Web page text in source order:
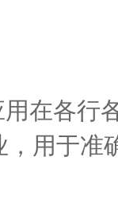
在各行
用于准